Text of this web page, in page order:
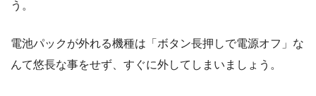
う。
電池パックが外れる機種は「ボタン長押しで電源オフ」な
んて悠長な事をせず、すぐに外してしまいましょう。